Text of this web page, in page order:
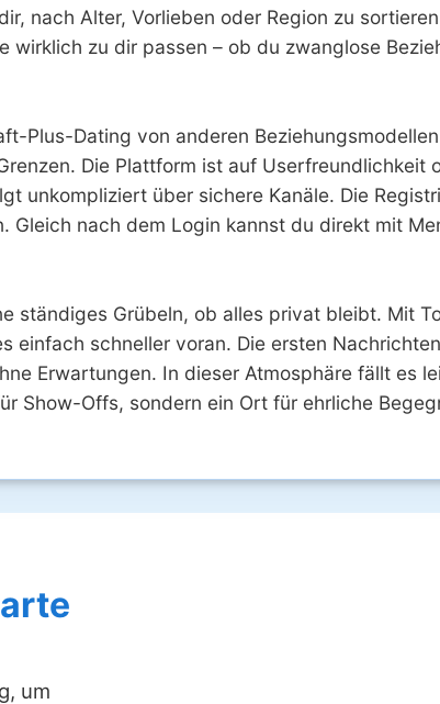
nach Alter, Vorlieben oder Region zu
wirklich zu dir passen – ob du zwanglose
Plus-Dating von anderen
Die Plattform ist auf Userfreundlichkeit
unkompliziert über sichere Kanäle. Die
nach dem Login kannst du direkt mit
ständiges Grübeln, ob alles privat bleibt. Mit
einfach schneller voran. Die ersten
Erwartungen. In dieser Atmosphäre fällt es
Show-Offs, sondern ein Ort für ehrliche
um